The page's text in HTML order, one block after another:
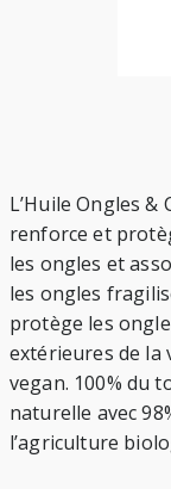
L’Huile Ongles
renforce et
les ongles et
les ongles
protège les
extérieures de la
vegan. 100% du
naturelle avec
l’agriculture